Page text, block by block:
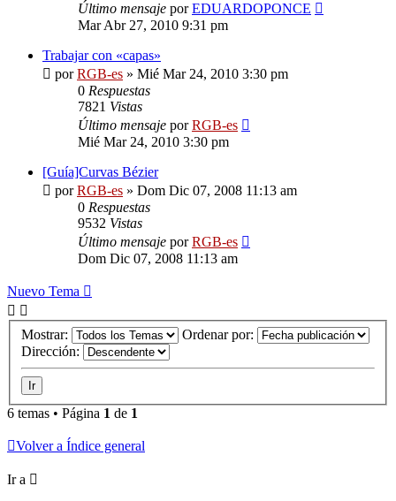
Último mensaje porEDUARDOPONCE
Mar Abr 27, 2010 9:31 pm
Trabajar con «capas»
porRGB-es » Mié Mar 24, 2010 3:30 pm
0 Respuestas
7821 Vistas
Último mensaje porRGB-es
Mié Mar 24, 2010 3:30 pm
[Guía]Curvas Bézier
porRGB-es » Dom Dic 07, 2008 11:13 am
0 Respuestas
9532 Vistas
Último mensaje porRGB-es
Dom Dic 07, 2008 11:13 am
Nuevo Tema
Mostrar:
Ordenar por:
Dirección:
6 temas • Página 1 de 1
Volver a Índice general
Ir a